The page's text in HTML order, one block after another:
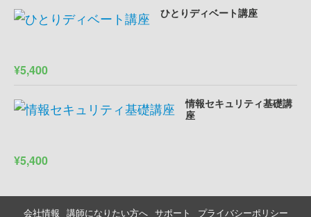
ひとりディベート講座
¥5,400
情報セキュリティ基礎講
座
¥5,400
会社情報 講師になりたい方へ サポート プライバシーポリシー